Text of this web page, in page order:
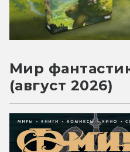
Мир
(август 2026)